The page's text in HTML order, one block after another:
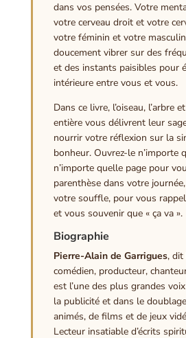
dans vos pensées. Votre
votre cerveau droit et votre
votre féminin et votre
doucement vibrer sur des
et des instants paisibles pour
intérieure entre vous et vous.
Dans ce livre, l’oiseau, l’arbre
entière vous délivrent leur
nourrir votre réflexion sur la
bonheur. Ouvrez-le n’importe
n’importe quelle page pour
parenthèse dans votre
votre souffle, pour vous
et vous souvenir que « ça va ».
Biographie
Pierre-Alain de Garrigues, dit
comédien, producteur,
est l’une des plus grandes
la publicité et dans le
animés, de films et de jeux
Lecteur insatiable d’écrits